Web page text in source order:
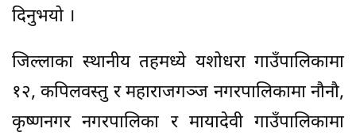
दिनुभयो ।
जिल्लाका स्थानीय तहमध्ये यशोधरा गाउँपालिकामा
१२, कपिलवस्तु र महाराजगञ्ज नगरपालिकामा नौनौ,
कृष्णनगर नगरपालिका र मायादेवी गाउँपालिकामा